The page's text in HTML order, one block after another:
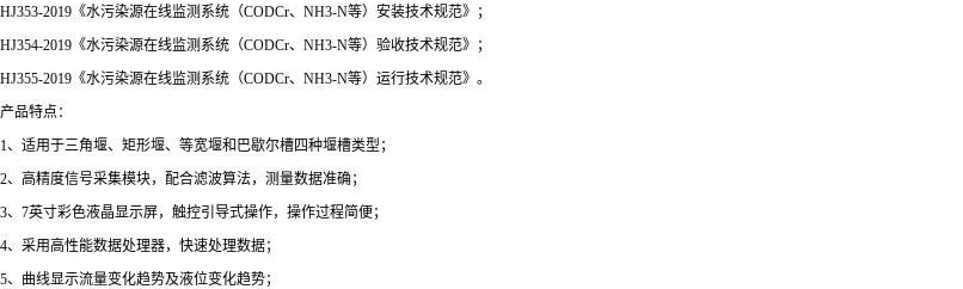
HJ353-2019《水污染源在线监测系统（CODCr、NH3-N等）安装技术规范》；
HJ354-2019《水污染源在线监测系统（CODCr、NH3-N等）验收技术规范》；
HJ355-2019《水污染源在线监测系统（CODCr、NH3-N等）运行技术规范》。
产品特点：
1、适用于三角堰、矩形堰、等宽堰和巴歇尔槽四种堰槽类型；
2、高精度信号采集模块，配合滤波算法，测量数据准确；
3、7英寸彩色液晶显示屏，触控引导式操作，操作过程简便；
4、采用高性能数据处理器，快速处理数据；
5、曲线显示流量变化趋势及液位变化趋势；